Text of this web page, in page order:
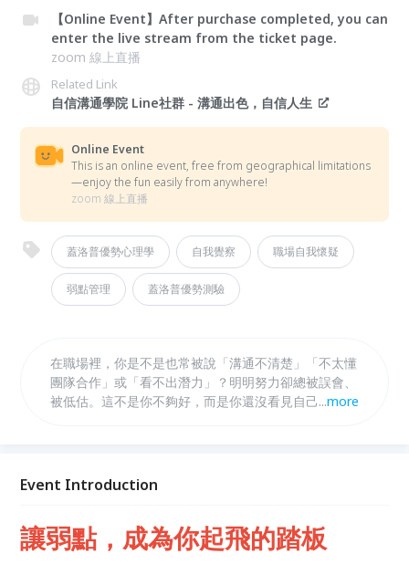
【Online Event】After purchase completed, you can
enter the live stream from the ticket page.
zoom 線上直播
Related Link
自信溝通學院 Line社群 - 溝通出色，自信人生
Online Event
This is an online event, free from geographical limitations
—enjoy the fun easily from anywhere!
zoom 線上直播
蓋洛普優勢心理學 自我覺察 職場自我懷疑
弱點管理 蓋洛普優勢測驗
在職場裡，你是不是也常被說「溝通不清楚」「不太懂
團隊合作」或「看不出潛力」？明明努力卻總被誤會、
被低估。這不是你不夠好，而是你還沒看見自己的優
氛圍。當你懂得運用自己的強項優勢，不再用別人的標
讓你在職場成長與人際互動中發光，真正把「弱點，成
為你起飛的踏板」。
...more
Event Introduction
讓弱點，成為你起飛的踏板